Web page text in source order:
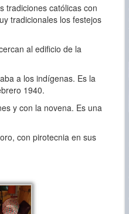
tradiciones católicas con
tradicionales los festejos
al edificio de la
a los indígenas. Es la
1940.
y con la novena. Es una
con pirotecnia en sus